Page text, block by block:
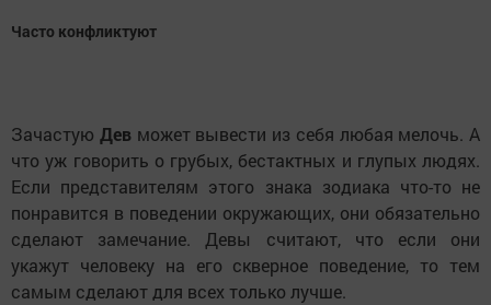
Часто конфликтуют
Зачастую Девможет вывести из себя любая мелочь. А
что уж говорить о грубых, бестактных и глупых людях.
Если представителям этого знака зодиака что-то не
понравится в поведении окружающих, они обязательно
сделают замечание. Девы считают, что если они
укажут человеку на его скверное поведение, то тем
самым сделают для всех только лучше.